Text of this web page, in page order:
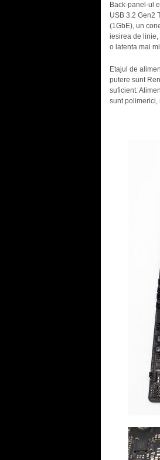
Back-panel-ul
USB 3.2 Gen2
(1GbE), un
iesirea de linie,
o latenta mai
Etajul de
putere sunt
suficient.
sunt polimerici,